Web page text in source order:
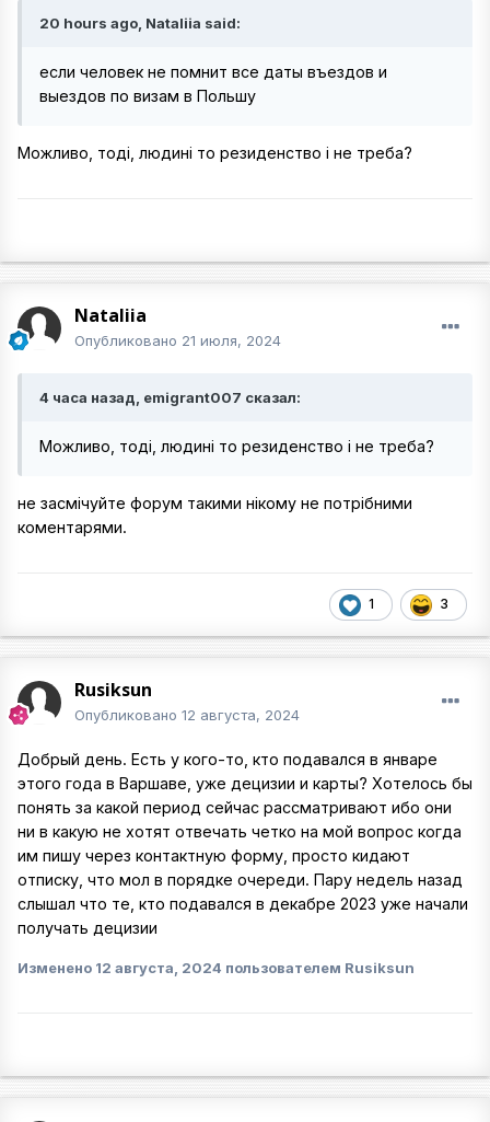
20 hours ago, Nataliia said:
если человек не помнит все даты въездов и
выездов по визам в Польшу
Можливо, тоді, людині то резиденство і не треба?
Nataliia
Опубликовано 21 июля, 2024
4 часа назад, emigrant007 сказал:
Можливо, тоді, людині то резиденство і не треба?
не засмічуйте форум такими нікому не потрібними
коментарями.
1 3
Rusiksun
Опубликовано 12 августа, 2024
Добрый день. Есть у кого-то, кто подавался в январе
этого года в Варшаве, уже децизии и карты? Хотелось бы
понять за какой период сейчас рассматривают ибо они
ни в какую не хотят отвечать четко на мой вопрос когда
им пишу через контактную форму, просто кидают
отписку, что мол в порядке очереди. Пару недель назад
слышал что те, кто подавался в декабре 2023 уже начали
получать децизии
Изменено 12 августа, 2024 пользователем Rusiksun